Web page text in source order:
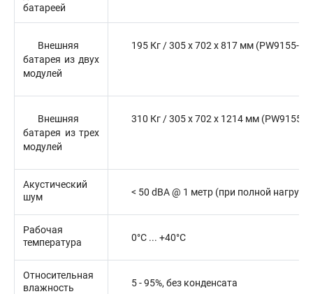
батареей
Внешняя
батарея из двух
модулей
195 Кг / 305 x 702 x 817 мм (PW9155-
Внешняя
батарея из трех
модулей
310 Кг / 305 x 702 x 1214 мм (PW9155-
Акустический
шум
< 50 dBA @ 1 метр (при полной
Рабочая
температура
0°C ... +40°C
Относительная
влажность
5 - 95%, без конденсата